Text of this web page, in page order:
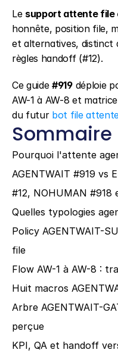
Le support attente file
honnête, position file,
et alternatives, distinct
règles handoff (#12).
Ce guide #919 déploie
AW-1 à AW-8 et
du futur bot file
Sommaire
Pourquoi l'attente
AGENTWAIT #919 vs
#12, NOHUMAN #918
Quelles typologies
Policy AGENTWAIT-
file
Flow AW-1 à AW-8 :
Huit macros
Arbre AGENTWAIT-
perçue
KPI, QA et handoff